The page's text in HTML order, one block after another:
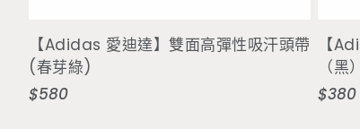
加入購物車
【Adidas 愛迪達】雙面高彈性吸汗頭帶
(春芽綠)
定
$580
【
（黑）
定
$380